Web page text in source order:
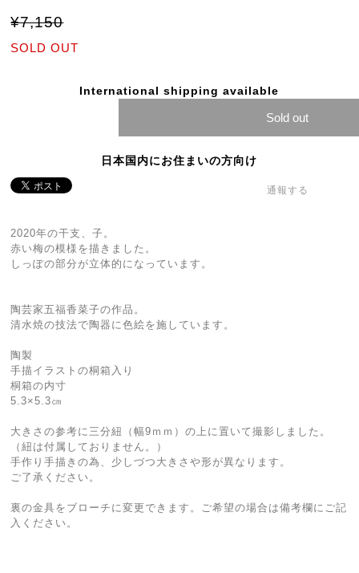
¥7,150
SOLD OUT
International shipping available
Sold out
日本国内にお住まいの方向け
通報する
2020年の干支、子。
赤い梅の模様を描きました。
しっぽの部分が立体的になっています。
陶芸家五福香菜子の作品。
清水焼の技法で陶器に色絵を施しています。
陶製
手描イラストの桐箱入り
桐箱の内寸
5.3×5.3㎝
大きさの参考に三分紐（幅9ｍｍ）の上に置いて撮影しました。
（紐は付属しておりません。）
手作り手描きの為、少しづつ大きさや形が異なります。
ご了承ください。
裏の金具をブローチに変更できます。ご希望の場合は備考欄にご記
入ください。